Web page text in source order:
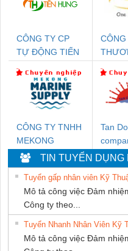
CÔNG TY CP
TỰ ĐỘNG TIẾN
NAM
CÔNG TY TNHH
MEKONG
MARINE SUPPLY
Tan
TIN TUYỂN DỤNG
Tuyển gấp nhân viên Kỹ
Mô tả công việc Đảm
Công ty theo...
Tuyển Nhanh Nhân Viên Kỹ
Mô tả công việc Đảm